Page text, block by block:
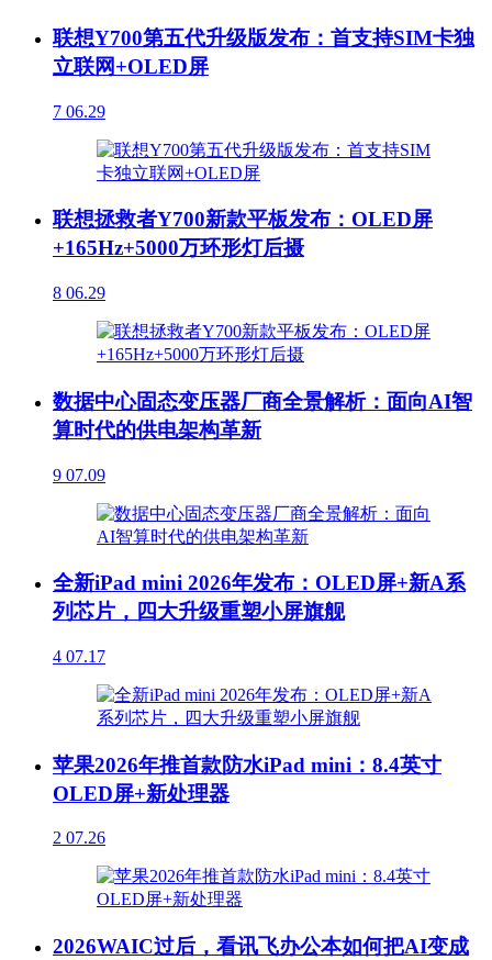
联想Y700第五代升级版发布：首支持SIM卡独
立联网+OLED屏
7 06.29
联想拯救者Y700新款平板发布：OLED屏
+165Hz+5000万环形灯后摄
8 06.29
数据中心固态变压器厂商全景解析：面向AI智
算时代的供电架构革新
9 07.09
全新iPad mini 2026年发布：OLED屏+新A系
列芯片，四大升级重塑小屏旗舰
4 07.17
苹果2026年推首款防水iPad mini：8.4英寸
OLED屏+新处理器
2 07.26
2026WAIC过后，看讯飞办公本如何把AI变成